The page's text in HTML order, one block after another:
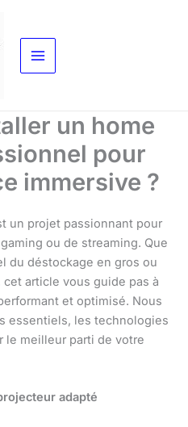
un home
pour
immersive ?
un projet passionnant pour
ou de streaming. Que
du déstockage en gros ou
article vous guide pas à
et optimisé. Nous
essentiels, les technologies
le meilleur parti de votre
adapté